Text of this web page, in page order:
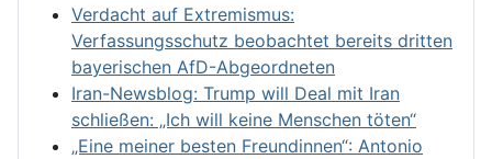
Verdacht auf Extremismus:
Verfassungsschutz beobachtet bereits dritten
bayerischen AfD-Abgeordneten
Iran-Newsblog: Trump will Deal mit Iran
schließen: „Ich will keine Menschen töten“
„Eine meiner besten Freundinnen“: Antonio